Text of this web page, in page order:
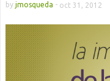
by jmosqueda - oct 31, 2012